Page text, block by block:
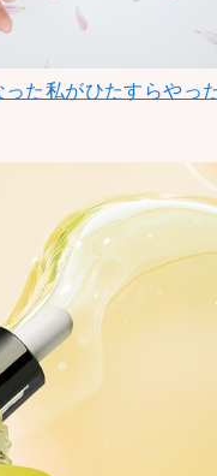
た私がひたすらやっ